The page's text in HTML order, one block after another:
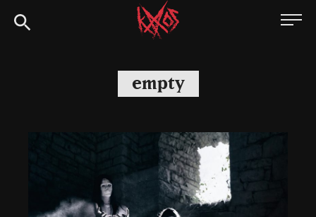
Siirry
suoraan
Kaaoszine
empty